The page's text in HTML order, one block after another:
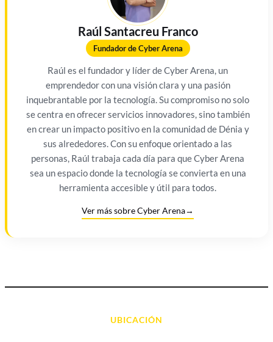
Raúl Santacreu Franco
Fundador de Cyber Arena
Raúl es el fundador y líder de Cyber Arena, un
emprendedor con una visión clara y una pasión
inquebrantable por la tecnología. Su compromiso no solo
se centra en ofrecer servicios innovadores, sino también
en crear un impacto positivo en la comunidad de Dénia y
sus alrededores. Con su enfoque orientado a las
personas, Raúl trabaja cada día para que Cyber Arena
sea un espacio donde la tecnología se convierta en una
herramienta accesible y útil para todos.
Ver más sobre Cyber Arena→
UBICACIÓN